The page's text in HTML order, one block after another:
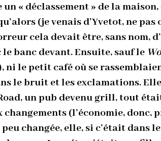
« déclassement » de la
(je venais d’Yvetot, ne
cela devait être, sans nom,
banc devant. Ensuite, sauf le
ni le petit café où se
le bruit et les exclamations.
un pub devenu grill, tout
(l’économie, donc,
changée, elle, si c’était dans